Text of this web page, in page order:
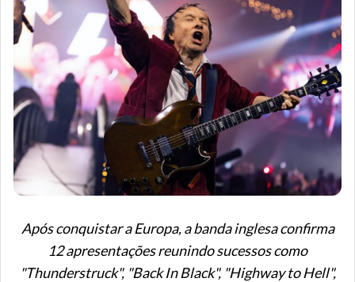
Após conquistar a Europa, a banda inglesa confirma
12 apresentações reunindo sucessos como
"Thunderstruck", "Back In Black", "Highway to Hell",